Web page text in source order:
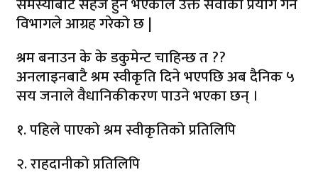
विभागले आग्रह गरेको छ |
श्रम बनाउन के के डकुमेन्ट चाहिन्छ त ??
अनलाइनबाटै श्रम स्वीकृति दिने भएपछि अब दैनिक ५
सय जनाले वैधानिकीकरण पाउने भएका छन् ।
१. पहिले पाएको श्रम स्वीकृतिको प्रतिलिपि
२. राहदानीको प्रतिलिपि